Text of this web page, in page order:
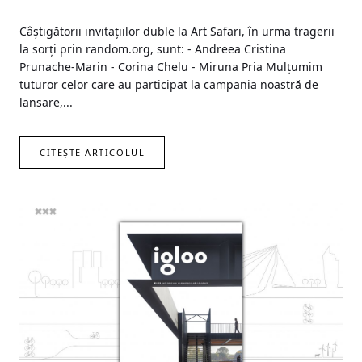
Câștigătorii invitațiilor duble la Art Safari, în urma tragerii
la sorți prin random.org, sunt: - Andreea Cristina
Prunache-Marin - Corina Chelu - Miruna Pria Mulțumim
tuturor celor care au participat la campania noastră de
lansare,...
CITEȘTE ARTICOLUL